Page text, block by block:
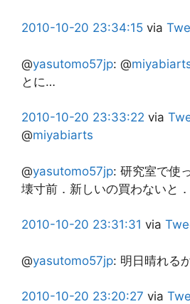
2010-10-20 23:34:15 via
@yasutomo57jp: @
とに…
2010-10-20 23:33:22 via
@miyabiarts
@yasutomo57jp: 研究室で使
壊寸前．新しいの買わないと
2010-10-20 23:31:31 via
@yasutomo57jp: 明日晴れる
2010-10-20 23:20:27 via